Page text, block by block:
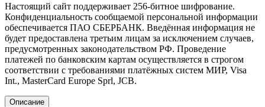
Настоящий сайт поддерживает 256-битное шифрование.
Конфиденциальность сообщаемой персональной информации
обеспечивается ПАО СБЕРБАНК. Введённая информация не
будет предоставлена третьим лицам за исключением случаев,
предусмотренных законодательством РФ. Проведение
платежей по банковским картам осуществляется в строгом
соответствии с требованиями платёжных систем МИР, Visa
Int., MasterCard Europe Sprl, JCB.
Описание